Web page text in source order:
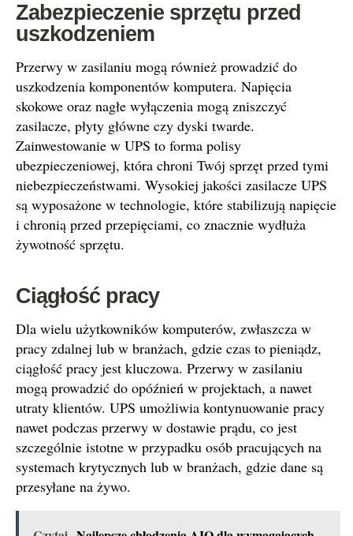
Zabezpieczenie sprzętu przed
uszkodzeniem
Przerwy w zasilaniu mogą również prowadzić do
uszkodzenia komponentów komputera. Napięcia
skokowe oraz nagłe wyłączenia mogą zniszczyć
zasilacze, płyty główne czy dyski twarde.
Zainwestowanie w UPS to forma polisy
ubezpieczeniowej, która chroni Twój sprzęt przed tymi
niebezpieczeństwami. Wysokiej jakości zasilacze UPS
są wyposażone w technologie, które stabilizują napięcie
i chronią przed przepięciami, co znacznie wydłuża
żywotność sprzętu.
Ciągłość pracy
Dla wielu użytkowników komputerów, zwłaszcza w
pracy zdalnej lub w branżach, gdzie czas to pieniądz,
ciągłość pracy jest kluczowa. Przerwy w zasilaniu
mogą prowadzić do opóźnień w projektach, a nawet
utraty klientów. UPS umożliwia kontynuowanie pracy
nawet podczas przerwy w dostawie prądu, co jest
szczególnie istotne w przypadku osób pracujących na
systemach krytycznych lub w branżach, gdzie dane są
przesyłane na żywo.